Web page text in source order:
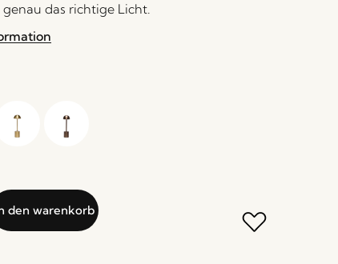
das richtige Licht.
den warenkorb